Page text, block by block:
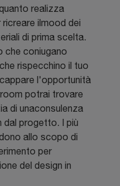
realizza
ilmood dei
di prima scelta.
che coniugano
rispecchino il tuo
l'opportunità
potrai trovare
di unaconsulenza
dal progetto. I più
allo scopo di
per
del design in